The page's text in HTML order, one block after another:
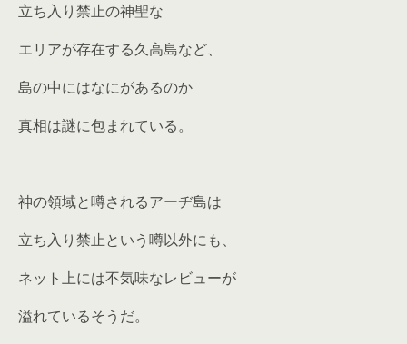
立ち入り禁止の神聖な
エリアが存在する久高島など、
島の中にはなにがあるのか
真相は謎に包まれている。
神の領域と噂されるアーヂ島は
立ち入り禁止という噂以外にも、
ネット上には不気味なレビューが
溢れているそうだ。